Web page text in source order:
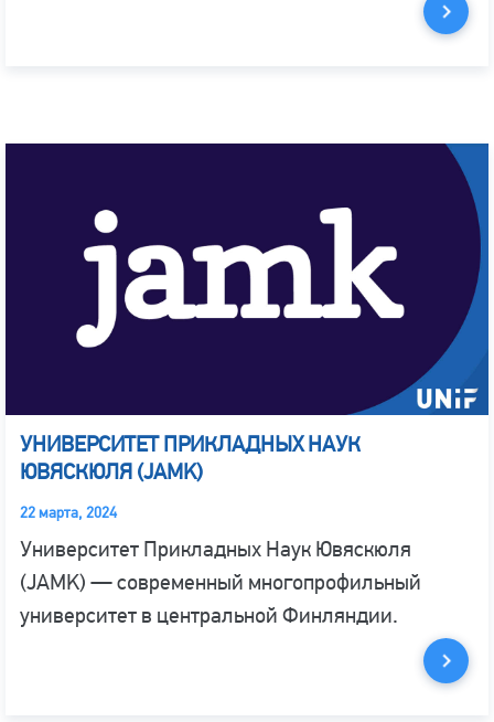
УНИВЕРСИТЕТ ПРИКЛАДНЫХ НАУК
ЮВЯСКЮЛЯ (JAMK)
22 марта, 2024
Университет Прикладных Наук Ювяскюля
(JAMK) — современный многопрофильный
университет в центральной Финляндии.